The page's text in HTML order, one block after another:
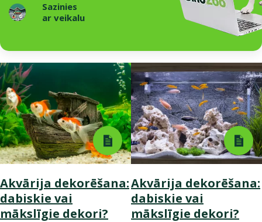
Sazinies
ar veikalu
Akvārija dekorēšana:
dabiskie vai
mākslīgie dekori?
Akvārija dekorēšana:
dabiskie vai
mākslīgie dekori?